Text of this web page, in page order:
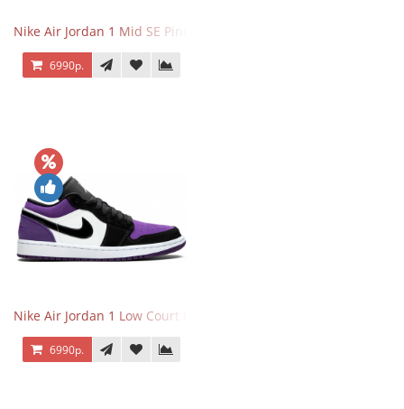
Nike Air Jordan 1 Mid SE Pine Green
6990р.
Nike Air Jordan 1 Low Court Purple
6990р.